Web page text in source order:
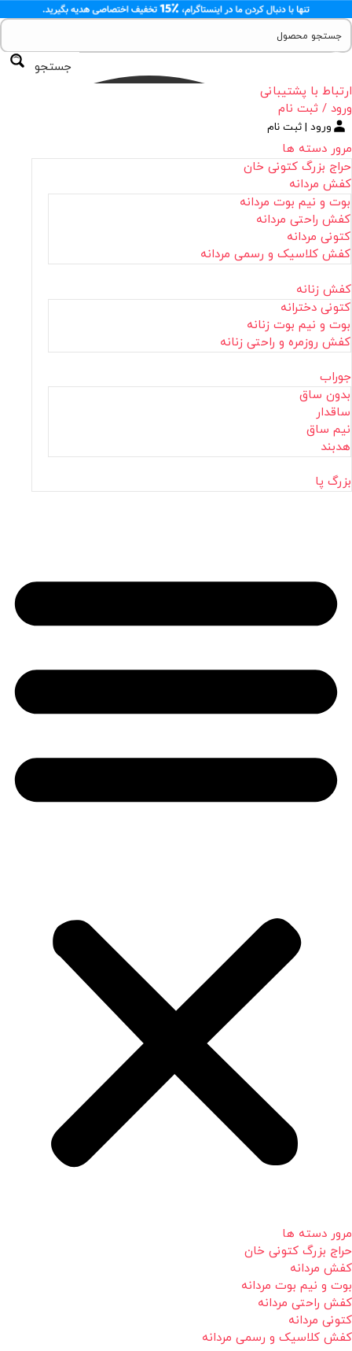
جستجو
ارتباط با پشتیبانی
ورود / ثبت نام
ورود | ثبت نام
مرور دسته ها
حراج بزرگ کتونی خان
کفش مردانه
بوت و نیم بوت مردانه
کفش راحتی مردانه
کتونی مردانه
کفش کلاسیک و رسمی مردانه
کفش زنانه
کتونی دخترانه
بوت و نیم بوت زنانه
کفش روزمره و راحتی زنانه
جوراب
بدون ساق
ساقدار
نیم ساق
هدبند
بزرگ پا
مرور دسته ها
حراج بزرگ کتونی خان
کفش مردانه
بوت و نیم بوت مردانه
کفش راحتی مردانه
کتونی مردانه
کفش کلاسیک و رسمی مردانه